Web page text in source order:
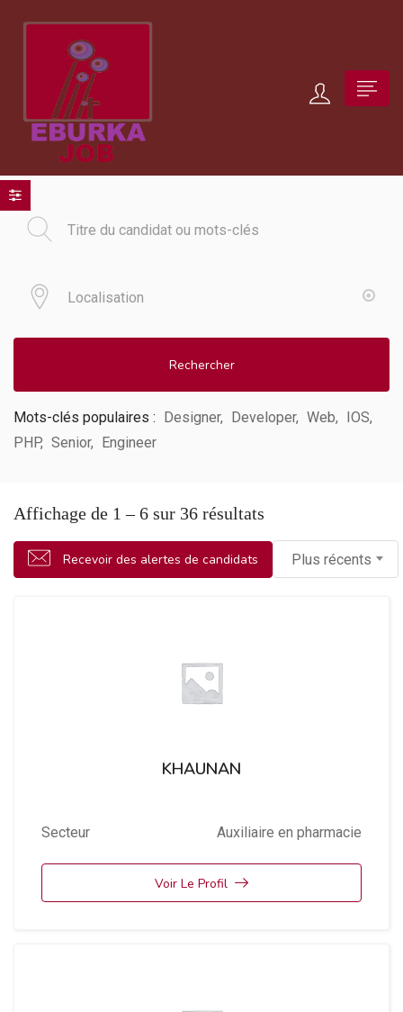
Rechercher
Mots-clés populaires : Designer Developer Web
IOS
PHP
Senior Engineer
Affichage de 1 –6 sur 36 résultats
Recevoir des alertes de candidats Plus récents
KHAUNAN
Secteur Auxiliaire en pharmacie
Voir Le Profil